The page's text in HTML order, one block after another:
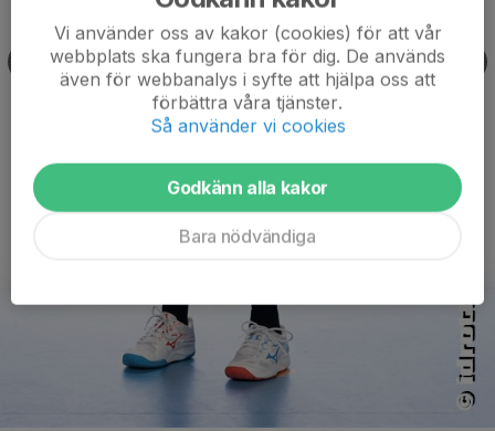
Vi använder oss av kakor (cookies) för att vår
webbplats ska fungera bra för dig. De används
även för webbanalys i syfte att hjälpa oss att
förbättra våra tjänster.
Så använder vi cookies
Godkänn alla kakor
Bara nödvändiga